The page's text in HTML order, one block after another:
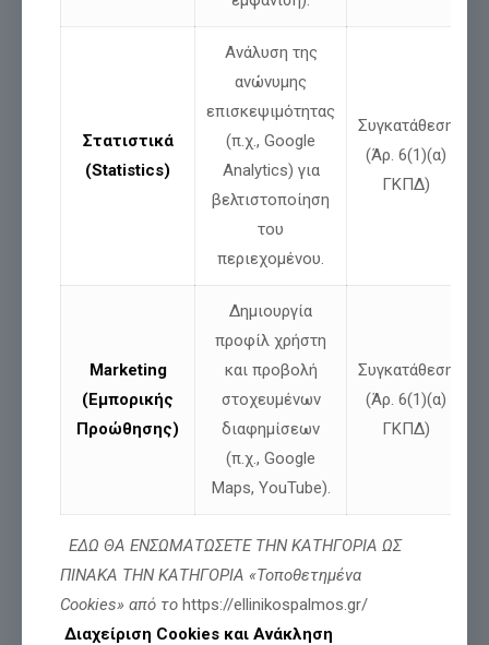
συμφέροντα του έθνους και του λαού».
Στατιστικά
(Statistics)
Ανάλυση της
ανώνυμης
επισκεψιμότητας
(π.χ., Google
Analytics) για
βελτιστοποίηση
του
περιεχομένου.
Συγκατάθεση
(Άρ. 6(1)(α)
ΓΚΠΔ)
Marketing
(Εμπορικής
Προώθησης)
Δημιουργία
προφίλ χρήστη
και προβολή
στοχευμένων
διαφημίσεων
(π.χ., Google
Maps, YouTube).
Συγκατάθεση
(Άρ. 6(1)(α)
ΓΚΠΔ)
ΕΔΩ ΘΑ ΕΝΣΩΜΑΤΩΣΕΤΕ ΤΗΝ ΚΑΤΗΓΟΡΙΑ ΩΣ
ΠΙΝΑΚΑ ΤΗΝ ΚΑΤΗΓΟΡΙΑ «Τοποθετημένα
Cookies» από το https://ellinikospalmos.gr/
Διαχείριση Cookies και Ανάκληση